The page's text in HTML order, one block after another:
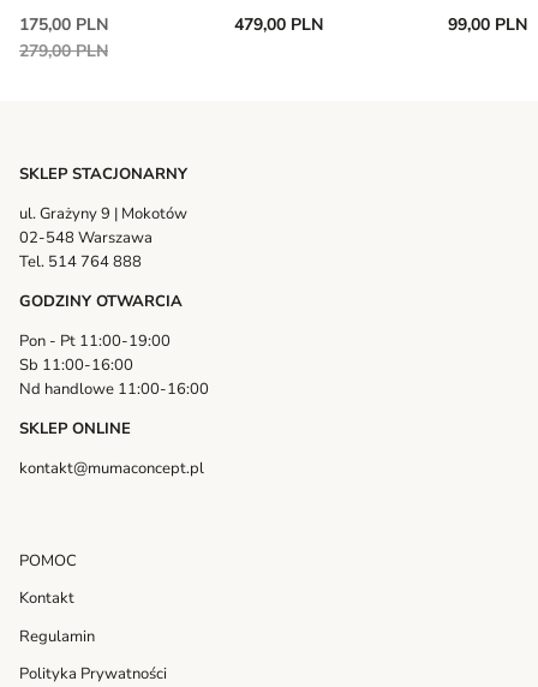
STRAWBERRY ICE
KONGES SLOJD
175,00 PLN
279,00 PLN
HAPPYMESS
479,00 PLN
MATCHA
99,00 PLN
SKLEP STACJONARNY
ul. Grażyny 9 | Mokotów
02-548 Warszawa
Tel. 514 764 888
GODZINY OTWARCIA
Pon - Pt 11:00-19:00
Sb 11:00-16:00
Nd handlowe 11:00-16:00
SKLEP ONLINE
kontakt@mumaconcept.pl
POMOC
Kontakt
Regulamin
Polityka Prywatności